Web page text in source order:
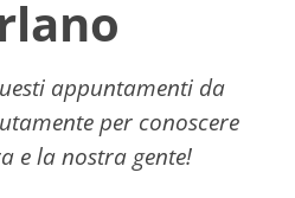
appuntamenti da
per conoscere
e la nostra gente!